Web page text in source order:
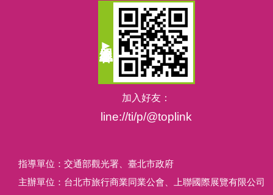
加入好友：
line://ti/p/@toplink
指導單位：交通部觀光署、臺北市政府
主辦單位：台北市旅行商業同業公會、上聯國際展覽有限公司